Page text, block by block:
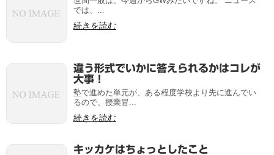
では、...
続きを読む
違う形式でいかに答えられるかはコレが
大事！
塾で進めた単元が、ある程度学校より先に進んでい
るので、授業冒...
続きを読む
キッカケはちょっとしたこと